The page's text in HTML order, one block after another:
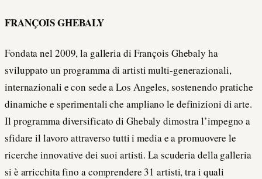
FRANÇOISGHEBALY
Fondata nel 2009, la galleria di François Ghebaly ha
sviluppato un programma di artisti multi-generazionali,
internazionali e con sede a Los Angeles, sostenendo pratiche
dinamiche e sperimentali che ampliano le definizioni di arte.
Il programma diversificato di Ghebaly dimostra l’impegno a
sfidare il lavoro attraverso tutti i media e a promuovere le
ricerche innovative dei suoi artisti. La scuderia della galleria
si è arricchita fino a comprendere 31 artisti, tra i quali